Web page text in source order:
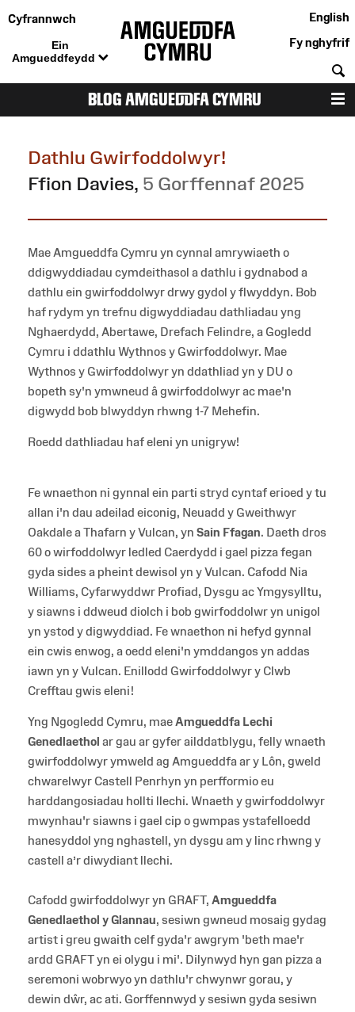
Cyfrannwch
Ein
Amgueddfeydd
English
Fy nghyfrif
BLOG AMGUEDDFA CYMRU
Dathlu Gwirfoddolwyr!
Ffion Davies, 5 Gorffennaf 2025
Mae Amgueddfa Cymru yn cynnal amrywiaeth o
ddigwyddiadau cymdeithasol a dathlu i gydnabod a
dathlu ein gwirfoddolwyr drwy gydol y flwyddyn. Bob
haf rydym yn trefnu digwyddiadau dathliadau yng
Nghaerdydd, Abertawe, Drefach Felindre, a Gogledd
Cymru i ddathlu Wythnos y Gwirfoddolwyr. Mae
Wythnos y Gwirfoddolwyr yn ddathliad yn y DU o
bopeth sy'n ymwneud â gwirfoddolwyr ac mae'n
digwydd bob blwyddyn rhwng 1-7 Mehefin.
Roedd dathliadau haf eleni yn unigryw!
Fe wnaethon ni gynnal ein parti stryd cyntaf erioed y tu
allan i'n dau adeilad eiconig, Neuadd y Gweithwyr
Oakdale a Thafarn y Vulcan, yn Sain Ffagan. Daeth dros
60 o wirfoddolwyr ledled Caerdydd i gael pizza fegan
gyda sides a pheint dewisol yn y Vulcan. Cafodd Nia
Williams, Cyfarwyddwr Profiad, Dysgu ac Ymgysylltu,
y siawns i ddweud diolch i bob gwirfoddolwr yn unigol
yn ystod y digwyddiad. Fe wnaethon ni hefyd gynnal
ein cwis enwog, a oedd eleni'n ymddangos yn addas
iawn yn y Vulcan. Enillodd Gwirfoddolwyr y Clwb
Crefftau gwis eleni!
Yng Ngogledd Cymru, maeAmgueddfa Lechi
Genedlaethol ar gau ar gyfer ailddatblygu, felly wnaeth
gwirfoddolwyr ymweld ag Amgueddfa ar y Lôn, gweld
chwarelwyr Castell Penrhyn yn perfformio eu
harddangosiadau hollti llechi. Wnaeth y gwirfoddolwyr
mwynhau'r siawns i gael cip o gwmpas ystafelloedd
hanesyddol yng nghastell, yn dysgu am y linc rhwng y
castell a’r diwydiant llechi.
Cafodd gwirfoddolwyr yn GRAFT, Amgueddfa
Genedlaethol y Glannau, sesiwn gwneud mosaig gydag
artist i greu gwaith celf gyda'r awgrym 'beth mae'r
ardd GRAFT yn ei olygu i mi'. Dilynwyd hyn gan pizza a
seremoni wobrwyo yn dathlu'r chwynwr gorau, y
dewin dŵr, ac ati. Gorffennwyd y sesiwn gyda sesiwn